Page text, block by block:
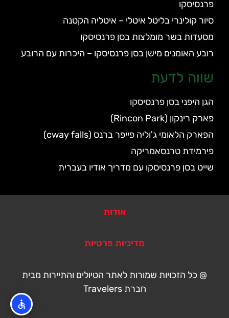
פרנסיסקו
סיור קולינרי בליטל איטלי – איטליה הקטנה
מסעדות בשר מומלצות בסן פרנסיסקו
רובע האומנים מישן בסן פרנסיסקו – היכרות עם הרובע
שווה לדעת
הגן היפני בסן פרנסיסקו
פארק רינקון (Rincon Park)
הפארק הלאומי ג'וליה פייפר ברנס (cway falls)
פירמידת טרנסאמריקה
שייט בסן פרנסיסקו עם מדריך אודיו בעברית
אודות
מדיניות פרטיות
@ כל הזכויות שמורות לאתר הטיולים והתיירות מבית
חברת Travelers